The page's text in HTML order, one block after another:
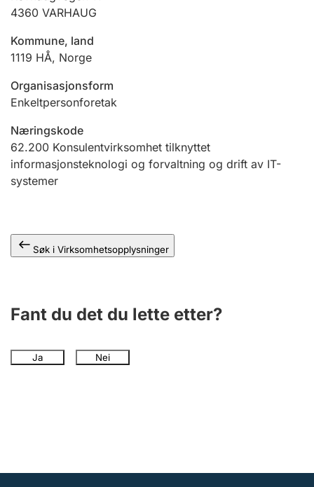
Betaling og jegeravgiftskort
Ektepaktveileder
Offentlig sektor
Andre tema
4360 VARHAUG
Kommune, land
1119 HÅ, Norge
Organisasjonsform
Enkeltpersonforetak
Næringskode
62.200 Konsulentvirksomhet tilknyttet
informasjonsteknologi og forvaltning og drift av IT-
systemer
Søk i Virksomhetsopplysninger
Fant du det du lette etter?
Ja Nei